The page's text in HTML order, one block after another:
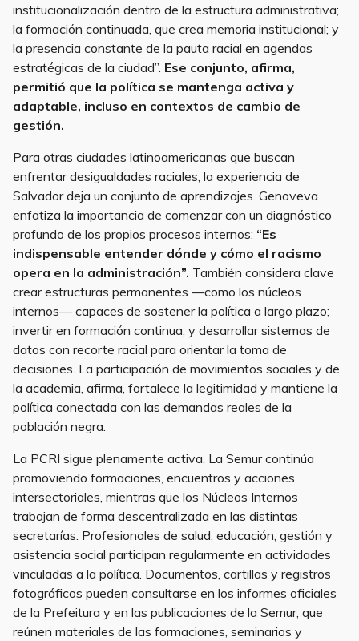
institucionalización dentro de la estructura administrativa;
la formación continuada, que crea memoria institucional; y
la presencia constante de la pauta racial en agendas
estratégicas de la ciudad”. Ese conjunto, afirma,
permitió que la política se mantenga activa y
adaptable, incluso en contextos de cambio de
gestión.
Para otras ciudades latinoamericanas que buscan
enfrentar desigualdades raciales, la experiencia de
Salvador deja un conjunto de aprendizajes. Genoveva
enfatiza la importancia de comenzar con un diagnóstico
profundo de los propios procesos internos: “Es
indispensable entender dónde y cómo el racismo
opera en la administración”. También considera clave
crear estructuras permanentes —como los núcleos
internos— capaces de sostener la política a largo plazo;
invertir en formación continua; y desarrollar sistemas de
datos con recorte racial para orientar la toma de
decisiones. La participación de movimientos sociales y de
la academia, afirma, fortalece la legitimidad y mantiene la
política conectada con las demandas reales de la
población negra.
La PCRI sigue plenamente activa. La Semur continúa
promoviendo formaciones, encuentros y acciones
intersectoriales, mientras que los Núcleos Internos
trabajan de forma descentralizada en las distintas
secretarías. Profesionales de salud, educación, gestión y
asistencia social participan regularmente en actividades
vinculadas a la política. Documentos, cartillas y registros
fotográficos pueden consultarse en los informes oficiales
de la Prefeitura y en las publicaciones de la Semur, que
reúnen materiales de las formaciones, seminarios y